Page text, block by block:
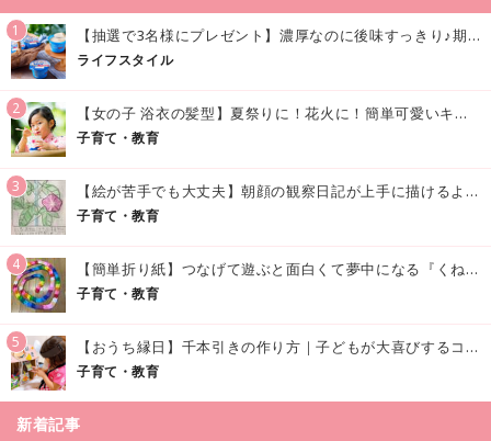
1 【抽選で3名様にプレゼント】濃厚なのに後味すっきり♪期間限定の「メイトーのなめらかプリン カルピス®入りソース」で夏を味わおう！
ライフスタイル
2 【女の子 浴衣の髪型】夏祭りに！花火に！簡単可愛いキッズの浴衣ヘアアレンジまとめ
子育て・教育
3 【絵が苦手でも大丈夫】朝顔の観察日記が上手に描けるようになる方法｜イラスト付き
子育て・教育
4 【簡単折り紙】つなげて遊ぶと面白くて夢中になる『くねくねへびさんの作り方』
子育て・教育
5 【おうち縁日】千本引きの作り方｜子どもが大喜びするコツやアイデア♪
子育て・教育
新着記事